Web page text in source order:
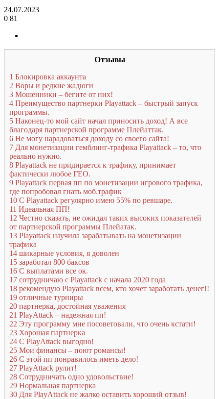
24.07.2023
0 81
Отзывы
1 Блокировка аккаунта
2 Воры и редкие жадюги
3 Мошенники – бегите от них!
4 Преимущество партнерки Playattack – быстрый запуск
программы.
5 Наконец-то мой сайт начал приносить доход! А все
благодаря партнерской программе Плейаттак.
6 Не могу нарадоваться доходу со своего сайта!
7 Для монетизации гемблинг-трафика Playattack – то, что
реально нужно.
8 Playattack не придирается к трафику, принимает
фактически любое ГЕО.
9 Playattack первая пп по монетизации игрового трафика,
где попробовал гнать моб.трафик
10 С Playattack регулярно имею 55% по ревшаре.
11 Идеальная ПП!
12 Честно сказать, не ожидал таких высоких показателей
от партнерской программы Плейатак.
13 Playattack научила зарабатывать на монетизации
трафика
14 шикарные условия, я доволен
15 заработал 800 баксов
16 С выплатами все ок.
17 сотрудничаю с Playattack с начала 2020 года
18 рекомендую Playattack всем, кто хочет заработать денег!!
19 отличные турниры
20 партнерка, достойная уважения
21 PlayАttack – надежная пп!
22 Эту программу мне посоветовали, что очень кстати!
23 Хорошая партнерка
24 С PlayАttack выгодно!
25 Мои финансы – поют романсы!
26 С этой пп понравилось иметь дело!
27 PlayАttack рулит!
28 Сотрудничать одно удовольствие!
29 Нормальная партнерка
30 Для PlayАttack не жалко оставить хороший отзыв!